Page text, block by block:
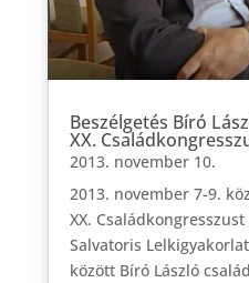
Beszélgetés Bíró
XX.
2013. november 10.
2013. november 7-9.
XX.
Salvatoris
között Bíró László